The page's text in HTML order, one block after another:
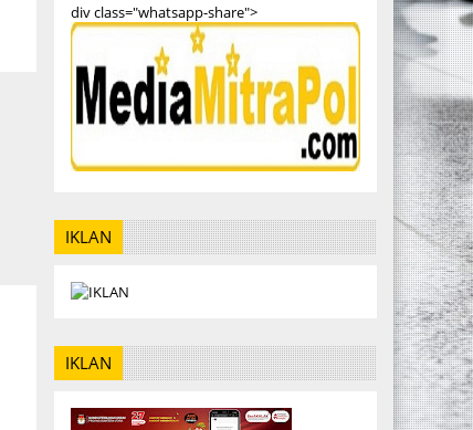
div class="whatsapp-share">
IKLAN
IKLAN